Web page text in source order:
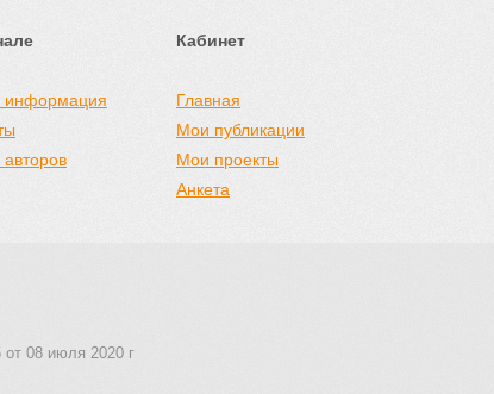
Кабинет
Главная
Мои публикации
Мои проекты
Анкета
08 июля 2020 г